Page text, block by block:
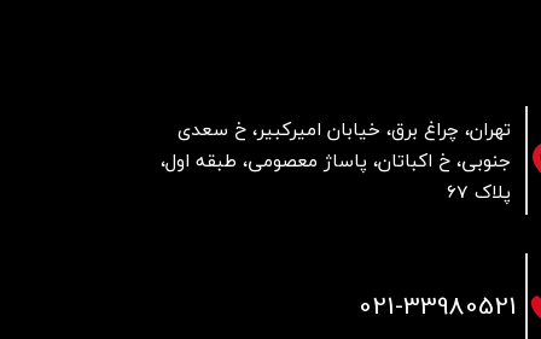
تهران، چراغ برق، خیابان امیرکبیر، خ سعدی
جنوبی، خ اکباتان، پاساژ معصومی، طبقه اول،
پلاک 67
021-33980521